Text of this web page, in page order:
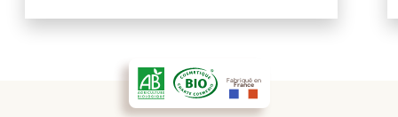
Fabriqué en
France